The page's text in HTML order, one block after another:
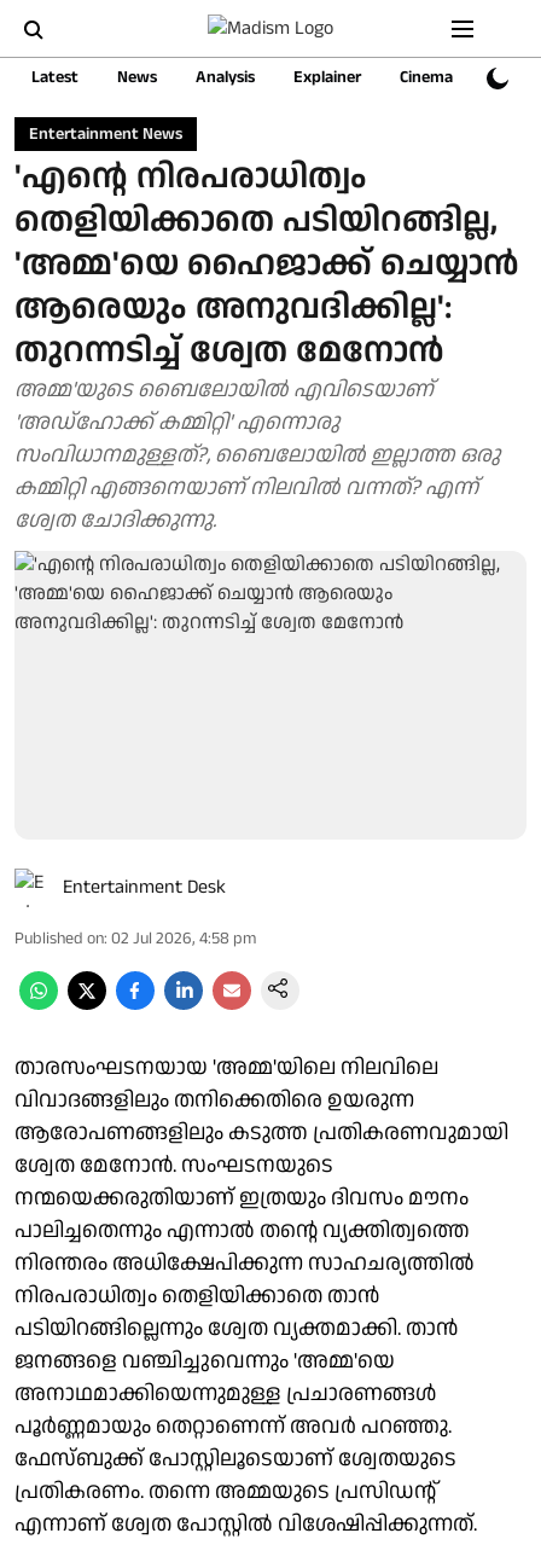
Latest News Analysis Explainer Cinema Sports
Entertainment News
'എന്റെ നിരപരാധിത്വം
തെളിയിക്കാതെ പടിയിറങ്ങില്ല,
'അമ്മ'യെ ഹൈജാക്ക് ചെയ്യാൻ
ആരെയും അനുവദിക്കില്ല':
തുറന്നടിച്ച് ശ്വേത മേനോൻ
അമ്മ'യുടെ ബൈലോയിൽ എവിടെയാണ്
'അഡ്ഹോക്ക് കമ്മിറ്റി' എന്നൊരു
സംവിധാനമുള്ളത്?, ബൈലോയിൽ ഇല്ലാത്ത ഒരു
കമ്മിറ്റി എങ്ങനെയാണ് നിലവിൽ വന്നത്? എന്ന്
ശ്വേത ചോദിക്കുന്നു.
Entertainment Desk
Published on: 02 Jul 2026, 4:58 pm
താരസംഘടനയായ 'അമ്മ'യിലെ നിലവിലെ
വിവാദങ്ങളിലും തനിക്കെതിരെ ഉയരുന്ന
ആരോപണങ്ങളിലും കടുത്ത പ്രതികരണവുമായി
ശ്വേത മേനോൻ. സംഘടനയുടെ
നന്മയെക്കരുതിയാണ് ഇത്രയും ദിവസം മൗനം
പാലിച്ചതെന്നും എന്നാൽ തന്റെ വ്യക്തിത്വത്തെ
നിരന്തരം അധിക്ഷേപിക്കുന്ന സാഹചര്യത്തിൽ
നിരപരാധിത്വം തെളിയിക്കാതെ താൻ
പടിയിറങ്ങില്ലെന്നും ശ്വേത വ്യക്തമാക്കി. താൻ
ജനങ്ങളെ വഞ്ചിച്ചുവെന്നും 'അമ്മ'യെ
അനാഥമാക്കിയെന്നുമുള്ള പ്രചാരണങ്ങൾ
പൂർണ്ണമായും തെറ്റാണെന്ന് അവർ പറഞ്ഞു.
ഫേസ്ബുക്ക് പോസ്റ്റിലൂടെയാണ് ശ്വേതയുടെ
പ്രതികരണം. തന്നെ അമ്മയുടെ പ്രസിഡന്റ്
എന്നാണ് ശ്വേത പോസ്റ്റില്‍ വിശേഷിപ്പിക്കുന്നത്.